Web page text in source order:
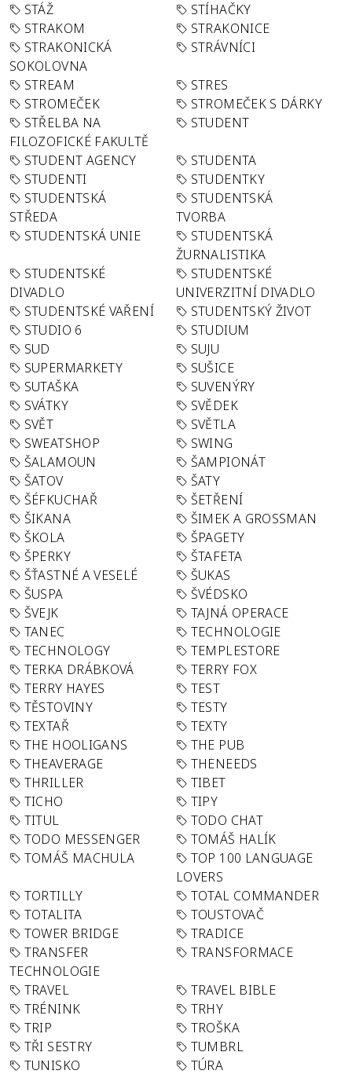
STÁŽ
STÍHAČKY
STRAKOM
STRAKONICE
STRAKONICKÁ
SOKOLOVNA
STRÁVNÍCI
STREAM
STRES
STROMEČEK
STROMEČEK S DÁRKY
STŘELBA NA
FILOZOFICKÉ FAKULTĚ
STUDENT
STUDENT AGENCY
STUDENTA
STUDENTI
STUDENTKY
STUDENTSKÁ
STŘEDA
STUDENTSKÁ
TVORBA
STUDENTSKÁ UNIE
STUDENTSKÁ
ŽURNALISTIKA
STUDENTSKÉ
DIVADLO
STUDENTSKÉ
UNIVERZITNÍ DIVADLO
STUDENTSKÉ VAŘENÍ
STUDENTSKÝ ŽIVOT
STUDIO 6
STUDIUM
SUD
SUJU
SUPERMARKETY
SUŠICE
SUTAŠKA
SUVENÝRY
SVÁTKY
SVĚDEK
SVĚT
SVĚTLA
SWEATSHOP
SWING
ŠALAMOUN
ŠAMPIONÁT
ŠATOV
ŠATY
ŠÉFKUCHAŘ
ŠETŘENÍ
ŠIKANA
ŠIMEK A GROSSMAN
ŠKOLA
ŠPAGETY
ŠPERKY
ŠTAFETA
ŠŤASTNÉ A VESELÉ
ŠUKAS
ŠUSPA
ŠVÉDSKO
ŠVEJK
TAJNÁ OPERACE
TANEC
TECHNOLOGIE
TECHNOLOGY
TEMPLESTORE
TERKA DRÁBKOVÁ
TERRY FOX
TERRY HAYES
TEST
TĚSTOVINY
TESTY
TEXTAŘ
TEXTY
THE HOOLIGANS
THE PUB
THEAVERAGE
THENEEDS
THRILLER
TIBET
TICHO
TIPY
TITUL
TODO CHAT
TODO MESSENGER
TOMÁŠ HALÍK
TOMÁŠ MACHULA
TOP 100 LANGUAGE
LOVERS
TORTILLY
TOTAL COMMANDER
TOTALITA
TOUSTOVAČ
TOWER BRIDGE
TRADICE
TRANSFER
TECHNOLOGIE
TRANSFORMACE
TRAVEL
TRAVEL BIBLE
TRÉNINK
TRHY
TRIP
TROŠKA
TŘI SESTRY
TUMBRL
TUNISKO
TÚRA